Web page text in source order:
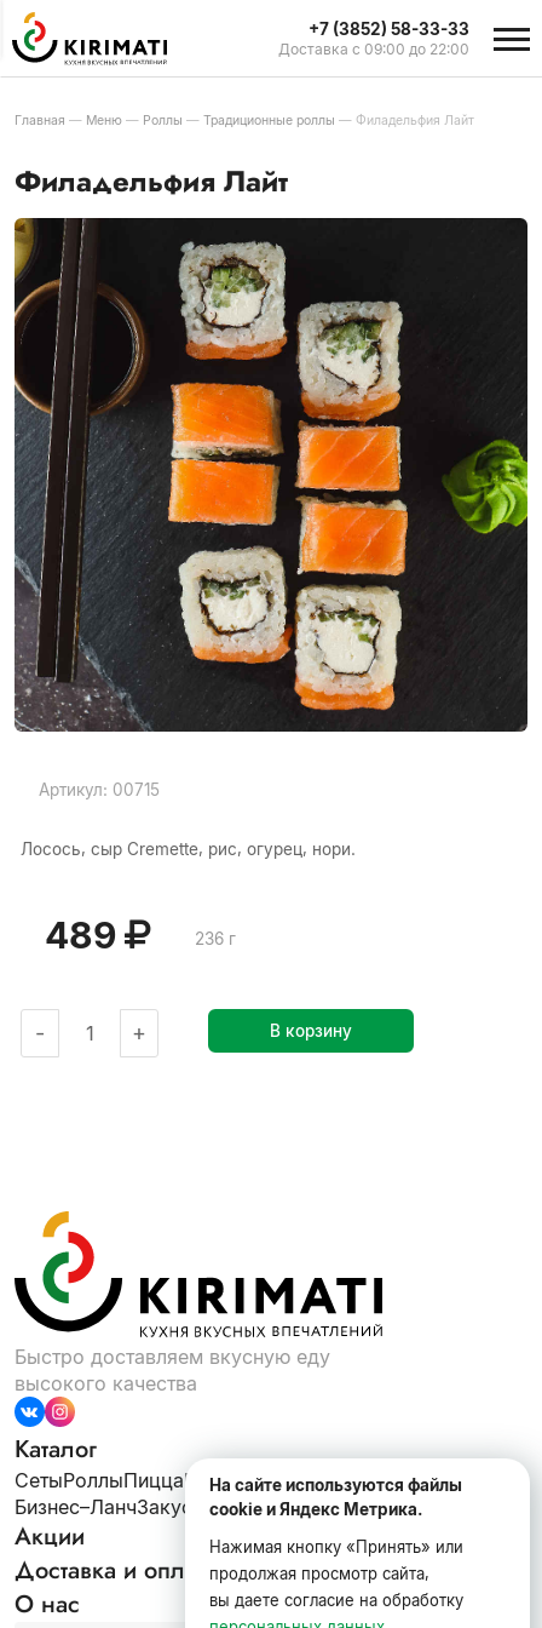
+7 (3852) 58-33-33
Доставка с 09:00 до 22:00
Главная — Меню — Роллы — Традиционные роллы — Филадельфия Лайт
Филадельфия Лайт
Артикул: 00715
Лосось, сыр Cremette, рис, огурец, нори.
489 236 г
- + В корзину
Быстро доставляем вкусную еду
высокого качества
Каталог
СетыРоллыПиццаШаурмаВОКСупыСалаты
Бизнес–ЛанчЗакускиДесертыНапитки
Акции
Доставка и оплата
О нас
На сайте используются файлы
cookie и Яндекс Метрика.
Нажимая кнопку «Принять» или
продолжая просмотр сайта,
вы даете согласие на обработку